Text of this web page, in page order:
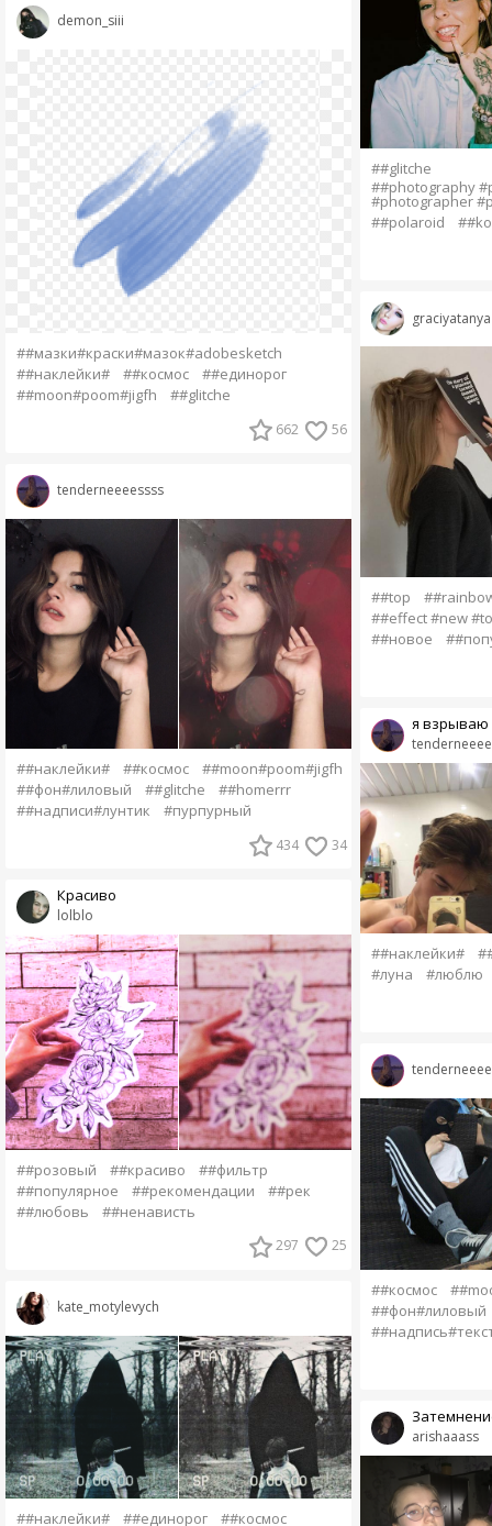
demon_siii
##мазки#краски#мазок#adobesketch
##наклейки#
##космос
##единорог
##moon#poom#jigfh
##glitche
662 56
tenderneeeessss
##наклейки# ##космос
##moon#poom#jigfh
##фон#лиловый
##glitche
##homerrr
##надписи#лунтик
#пурпурный
434 34
lolblo
Красиво
##розовый ##красиво
##фильтр
##популярное
##рекомендации
##рек
##любовь
##ненависть
297 25
kate_motylevych
##наклейки# ##единорог ##космос
##glitche
##photography
#photographer
##polaroid
graciyatanya
##top
##effect #new
##новое
я взрываю
##наклейки#
#луна
#люблю
##космос
##фон#лиловый
arishaaass